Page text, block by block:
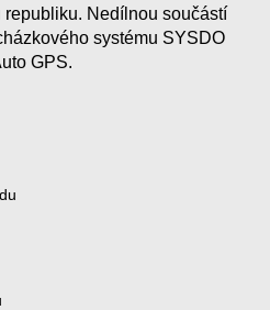
Nedílnou součástí
systému SYSDO
GPS.